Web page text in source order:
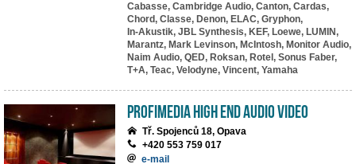
Cabasse, Cambridge Audio, Canton, Cardas,
Chord, Classe, Denon, ELAC, Gryphon,
In-Akustik, JBL Synthesis, KEF, Loewe, LUMIN,
Marantz, Mark Levinson, McIntosh, Monitor Audio,
Naim Audio, QED, Roksan, Rotel, Sonus Faber,
T+A, Teac, Velodyne, Vincent, Yamaha
PROFIMEDIA High End Audio Video
Tř. Spojenců 18, Opava
+420 553 759 017
e-mail